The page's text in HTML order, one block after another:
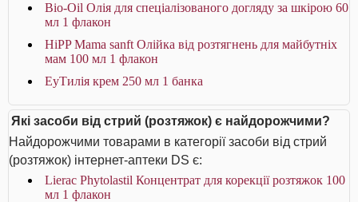
Bio-Oil Олія для спеціалізованого догляду за шкірою 60
мл 1 флакон
HiPP Mama sanft Олійка від розтягнень для майбутніх
мам 100 мл 1 флакон
ЕуТилія крем 250 мл 1 банка
Які засоби від стрий (розтяжок) є найдорожчими?
Найдорожчими товарами в категорії засоби від стрий
(розтяжок) інтернет-аптеки DS є:
Lierac Phytolastil Концентрат для корекції розтяжок 100
мл 1 флакон